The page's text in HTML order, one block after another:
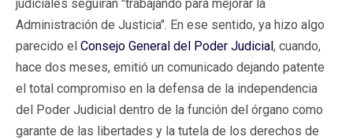
judiciales seguirán "trabajando para mejorar la
Administración de Justicia". En ese sentido, ya hizo algo
parecido el Consejo General del Poder Judicial, cuando,
hace dos meses, emitió un comunicado dejando patente
el total compromiso en la defensa de la independencia
del Poder Judicial dentro de la función del órgano como
garante de las libertades y la tutela de los derechos de